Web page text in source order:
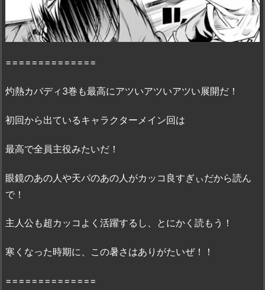
感
想
を
介…！
『灼
カ
巻』
==============
灼熱カバディ3巻も最高にアツいアツいアツい展開だ！
初回から出ているキャラクターメイン回は
最高で全員主役みたいだ！
眼鏡のあの人や天パのあの人がカッコ良すぎぃだから読ん
で！
主人公も超カッコよく活躍するし、とにかく読もう！
寒くなった時期に、この暑さはありがたいぜ！！
==============